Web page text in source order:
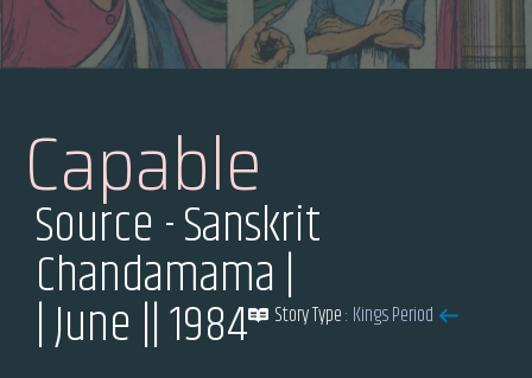
Capable
Source - Sanskrit
Chandamama |
| June || 1984 Story Type : Kings Period